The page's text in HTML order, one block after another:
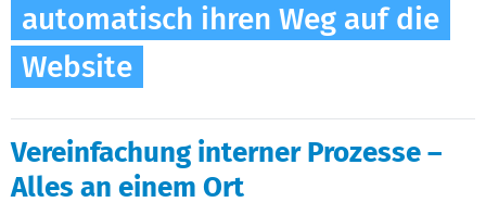
automatisch ihren Weg auf die
Website
Vereinfachung interner Prozesse –
Alles an einem Ort